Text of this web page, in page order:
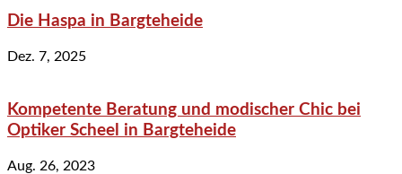
Die Haspa in Bargteheide
Dez. 7, 2025
Kompetente Beratung und modischer Chic bei
Optiker Scheel in Bargteheide
Aug. 26, 2023